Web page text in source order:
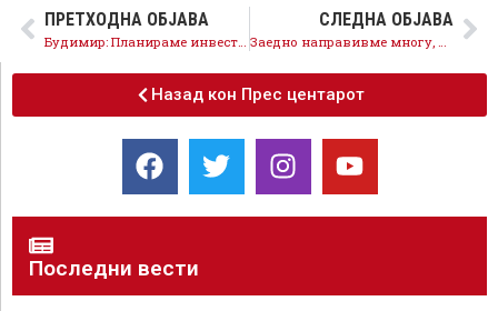
ПРЕТХОДНА ОБЈАВА СЛЕДНА ОБЈАВА
Назад кон Прес центарот
Последни вести